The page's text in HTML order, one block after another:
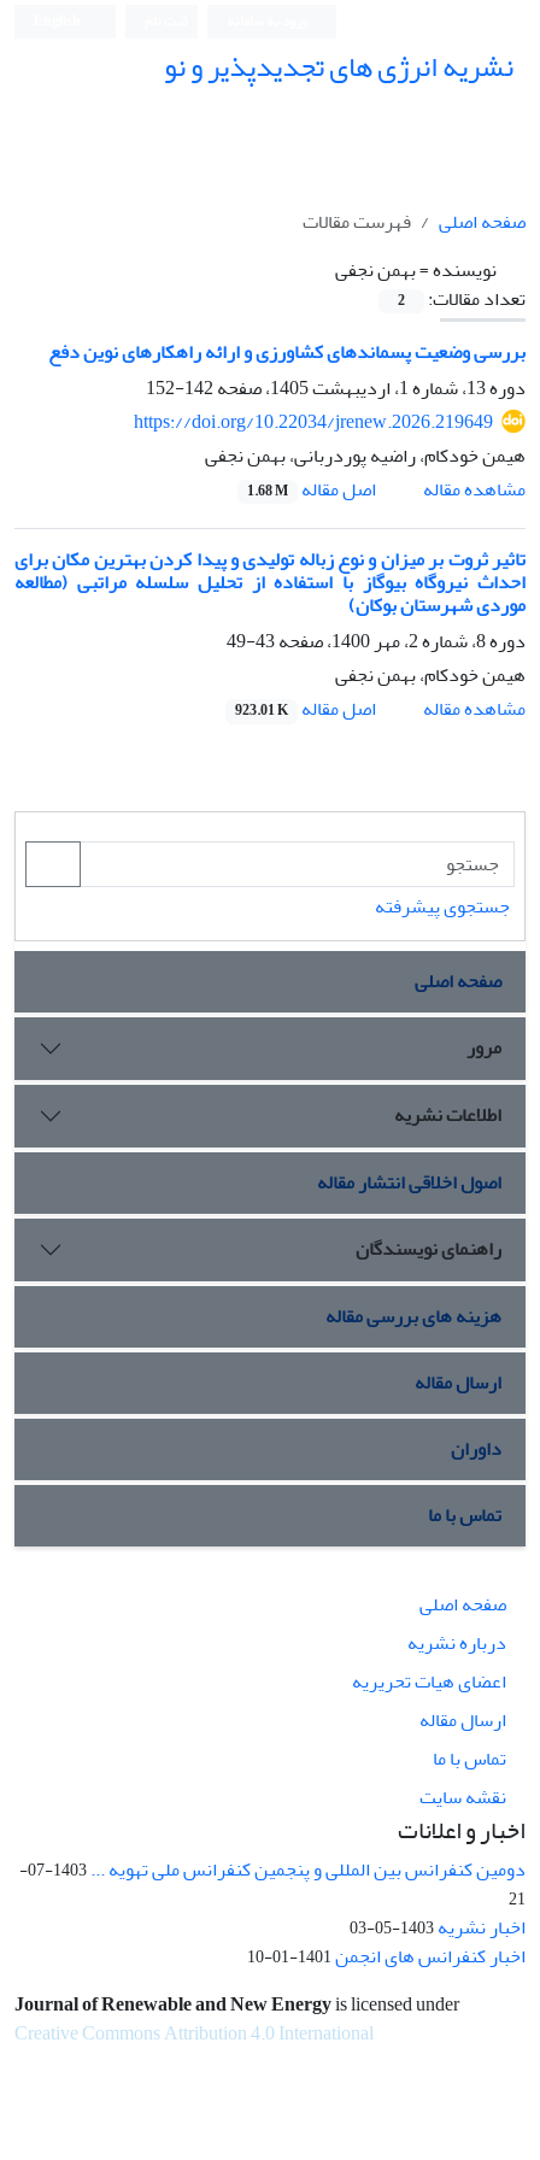
نشریه انرژی های تجدیدپذیر و نو
صفحه اصلی
فهرست مقالات
نویسنده =بهمن نجفی
تعداد مقالات:
2
بررسی وضعیت پسماندهای کشاورزی و ارائه راهکارهای نوین دفع
دوره 13، شماره 1، اردیبهشت 1405، صفحه
142-152
https://doi.org/10.22034/jrenew.2026.219649
هیمن خودکام، راضیه پوردربانی، بهمن نجفی
مشاهده مقاله
اصل مقاله 1.68 M
تاثیر ثروت بر میزان و نوع زباله تولیدی و پیدا کردن بهترین مکان برای
احداث نیروگاه بیوگاز با استفاده از تحلیل سلسله مراتبی (مطالعه
موردی شهرستان بوکان)
دوره 8، شماره 2، مهر 1400، صفحه
43-49
هیمن خودکام، بهمن نجفی
مشاهده مقاله
اصل مقاله 923.01 K
جستجوی پیشرفته
صفحه اصلی
مرور
اطلاعات نشریه
اصول اخلاقی انتشار مقاله
راهنمای نویسندگان
هزینه های بررسی مقاله
ارسال مقاله
داوران
تماس با ما
صفحه اصلی
درباره نشریه
اعضای هیات تحریریه
ارسال مقاله
تماس با ما
نقشه سایت
اخبار و اعلانات
دومین کنفرانس بین المللی و پنجمین کنفرانس ملی تهویه ...
1403-07-
21
اخبار نشریه1403-05-03
اخبار کنفرانس های انجمن1401-01-10
Journal of Renewable and New Energyis licensed under
Creative Commons Attribution 4.0 International